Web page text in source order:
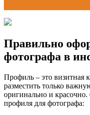
Правильно
фотографа в
Профиль – это визитная
разместить только
оригинально и
профиля для фотографа: